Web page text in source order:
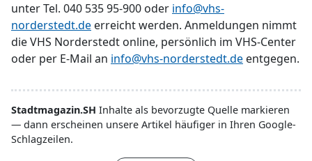
unter Tel. 040 535 95-900 oder info@vhs-
norderstedt.de erreicht werden. Anmeldungen nimmt
die VHS Norderstedt online, persönlich im VHS-Center
oder per E-Mail an info@vhs-norderstedt.de entgegen.
Stadtmagazin.SH Inhalte als bevorzugte Quelle markieren
— dann erscheinen unsere Artikel häufiger in Ihren Google-
Schlagzeilen.